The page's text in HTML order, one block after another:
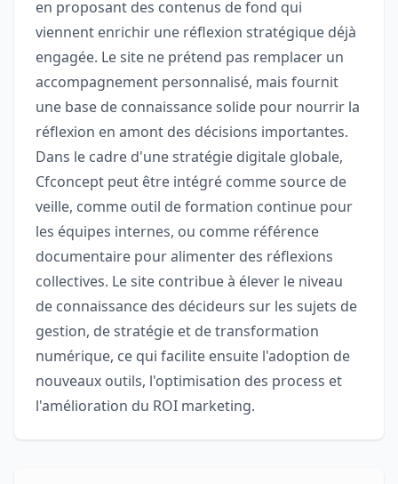
en proposant des contenus de fond qui
viennent enrichir une réflexion stratégique déjà
engagée. Le site ne prétend pas remplacer un
accompagnement personnalisé, mais fournit
une base de connaissance solide pour nourrir la
réflexion en amont des décisions importantes.
Dans le cadre d'une stratégie digitale globale,
Cfconcept peut être intégré comme source de
veille, comme outil de formation continue pour
les équipes internes, ou comme référence
documentaire pour alimenter des réflexions
collectives. Le site contribue à élever le niveau
de connaissance des décideurs sur les sujets de
gestion, de stratégie et de transformation
numérique, ce qui facilite ensuite l'adoption de
nouveaux outils, l'optimisation des process et
l'amélioration du ROI marketing.